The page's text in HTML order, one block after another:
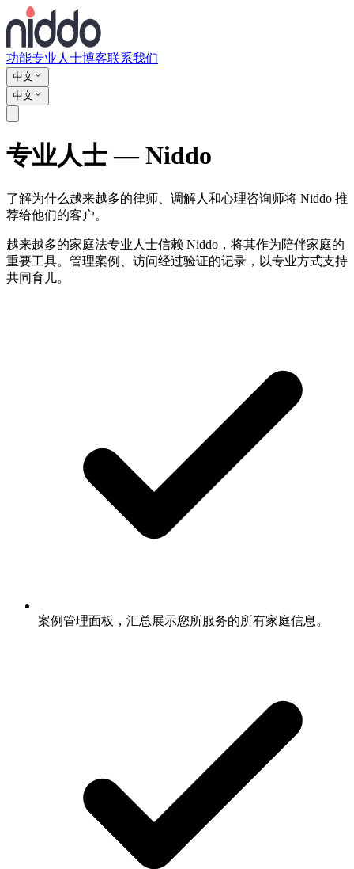
功能专业人士博客联系我们
中文
中文
专业人士 — Niddo
了解为什么越来越多的律师、调解人和心理咨询师将 Niddo 推
荐给他们的客户。
越来越多的家庭法专业人士信赖 Niddo，将其作为陪伴家庭的
重要工具。管理案例、访问经过验证的记录，以专业方式支持
共同育儿。
案例管理面板，汇总展示您所服务的所有家庭信息。